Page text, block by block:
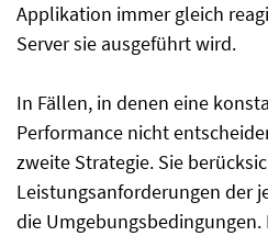
Applikation immer gleich
Server sie ausgeführt wird.
In Fällen, in denen eine
Performance nicht
zweite Strategie. Sie
Leistungsanforderungen der
die Umgebungsbedingungen.